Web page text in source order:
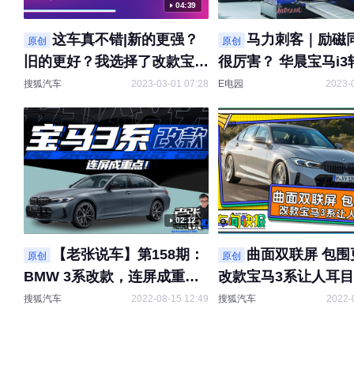
04:39
原创
这车真不错|新的更强？
旧的更好？我选择了改款宝马
325
搜狐汽车 2023-03-01 07:28
原创
马力刺客｜励磁
很厉害？ 华晨宝马i3
率实测
E电园 2023-
02:12
原创
【老张说车】第158期：
BMW 3系改款，连屏成重
点！
搜狐汽车 2022-08-15 12:49
原创
曲面双联屏 包围
改款宝马3系让人耳
搜狐汽车 2022-